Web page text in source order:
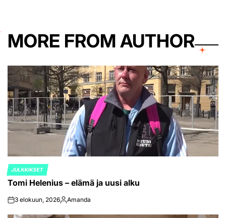
MORE FROM AUTHOR
POSTED
IN
JULKKIKSET
Tomi Helenius – elämä ja uusi alku
on3 elokuun, 2026Posted
Amanda